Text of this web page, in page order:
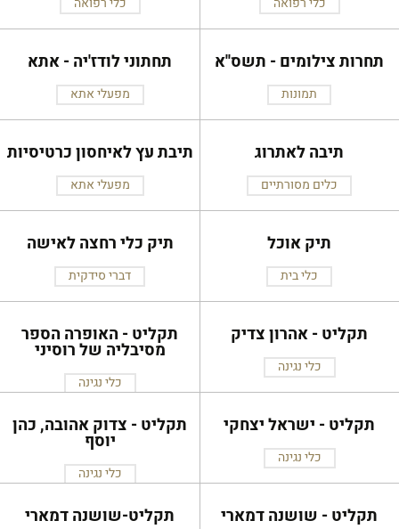
תחרות צילומים - תשס''א
תמונות
תחתוני לודז'יה - אתא
מפעלי אתא
תיבה לאתרוג
כלים מסורתיים
תיבת עץ לאיחסון כרטיסיות
מפעלי אתא
תיק אוכל
כלי בית
תיק כלי רחצה לאישה
דברי סידקית
תקליט - אהרון צדיק
כלי נגינה
תקליט - האופרה הספר
מסיבליה של רוסיני
כלי נגינה
תקליט - ישראל יצחקי
כלי נגינה
תקליט - צדוק אהובה, כהן
יוסף
כלי נגינה
תקליט - שושנה דמארי תקליט-שושנה דמארי